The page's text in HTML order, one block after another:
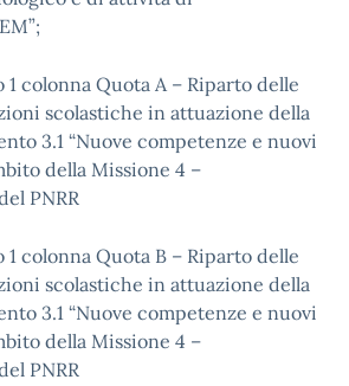
1 colonna Quota A – Riparto delle
scolastiche in attuazione della
3.1 “Nuove competenze e nuovi
della Missione 4 –
PNRR
1 colonna Quota B – Riparto delle
scolastiche in attuazione della
3.1 “Nuove competenze e nuovi
della Missione 4 –
PNRR